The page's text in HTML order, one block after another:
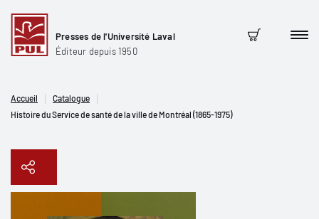
Presses de l'Université Laval
Éditeur depuis 1950
Panier
Accueil
Catalogue
Histoire du Service de santé de la ville de Montréal (1865-1975)